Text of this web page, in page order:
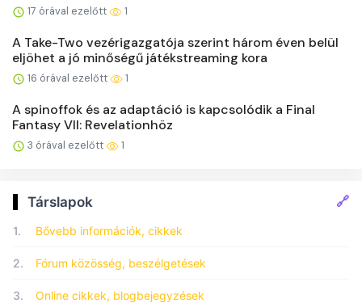
17 órával ezelőtt 1
A Take-Two vezérigazgatója szerint három éven belül
eljöhet a jó minőségű játékstreaming kora
16 órával ezelőtt 1
A spinoffok és az adaptáció is kapcsolódik a Final
Fantasy VII: Revelationhöz
3 órával ezelőtt 1
Társlapok 🔗
1. Bővebb információk, cikkek
2. Fórum közösség, beszélgetések
3. Online cikkek, blogbejegyzések